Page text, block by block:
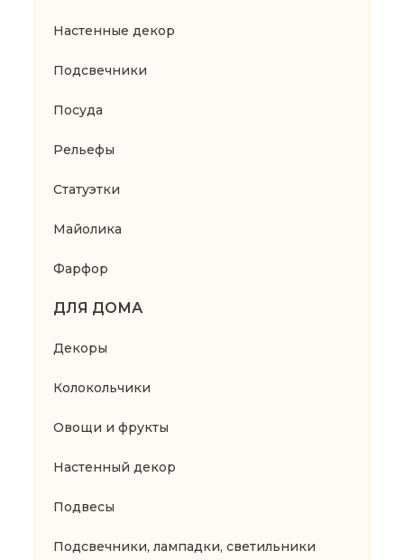
Настенные декор
Подсвечники
Посуда
Рельефы
Статуэтки
Майолика
Фарфор
ДЛЯ ДОМА
Декоры
Колокольчики
Овощи и фрукты
Настенный декор
Подвесы
Подсвечники, лампадки, светильники